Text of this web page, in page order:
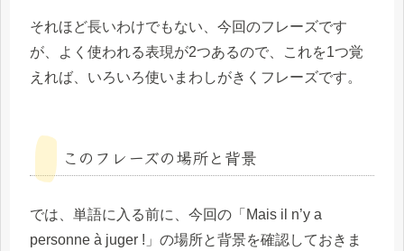
それほど長いわけでもない、今回のフレーズです
が、よく使われる表現が2つあるので、これを1つ覚
えれば、いろいろ使いまわしがきくフレーズです。
このフレーズの場所と背景
では、単語に入る前に、今回の「Mais il n’y a
personne à juger !」の場所と背景を確認しておきま